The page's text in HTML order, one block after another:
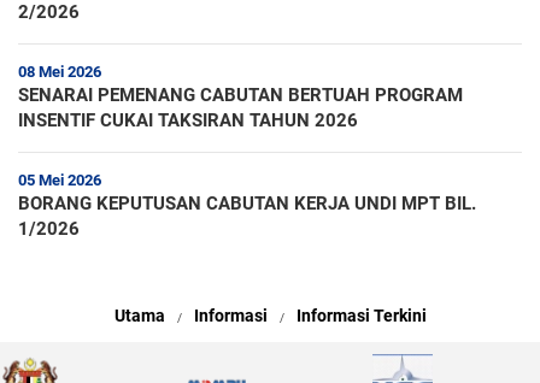
2/2026
08 Mei 2026
SENARAI PEMENANG CABUTAN BERTUAH PROGRAM
INSENTIF CUKAI TAKSIRAN TAHUN 2026
05 Mei 2026
BORANG KEPUTUSAN CABUTAN KERJA UNDI MPT BIL.
1/2026
Utama Informasi Informasi Terkini